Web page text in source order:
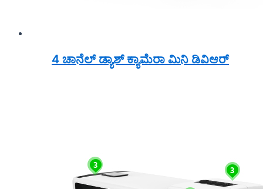
4 ಚಾನೆಲ್ ಡ್ಯಾಶ್ ಕ್ಯಾಮೆರಾ ಮಿನಿ ಡಿವಿಆರ್